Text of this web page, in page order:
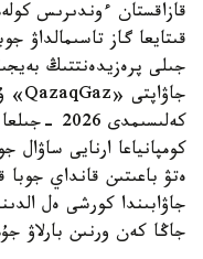
قازاقستان ءوندىرىس
قىتايعا گاز تاسىمالداۋ
جىلى پرەزيدەنتتىڭ
كومپانياعا ارنايى ساۋال
ەتۋ باعىتىن قانداي جوبا
جاۋابىندا كورشى ەل
جاڭا كەن ورنىن بارلاۋ